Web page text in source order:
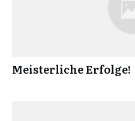
Meisterliche Erfolge!